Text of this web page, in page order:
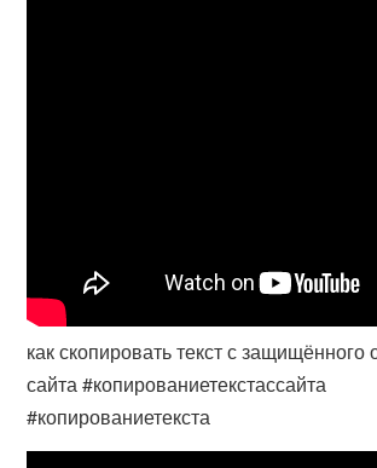
как скопировать текст с защищённого
сайта #копированиетекстассайта
#копированиетекста